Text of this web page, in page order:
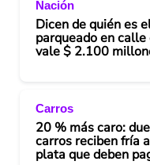
Nación
Dicen de quién es
parqueado en
vale $ 2.100
Carros
20 % más caro:
carros reciben fría
plata que deben